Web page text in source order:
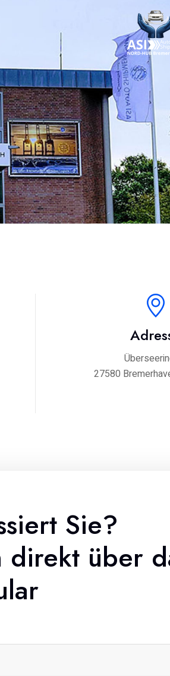
27580
Sie?
direkt über